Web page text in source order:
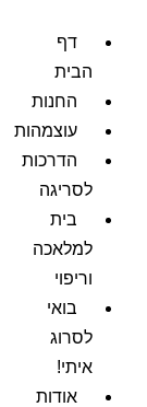
דף
הבית
החנות
עוצמהות
הדרכות
לסריגה
בית
למלאכה
וריפוי
בואי
לסרוג
איתי!
אודות